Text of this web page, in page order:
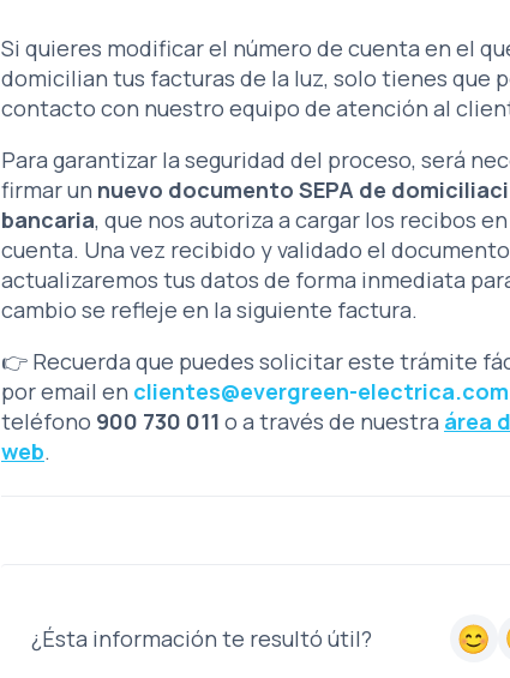
Si quieres modificar el número de cuenta en el
domicilian tus facturas de la luz, solo tienes que
contacto con nuestro equipo de atención al
Para garantizar la seguridad del proceso, será
firmar un nuevo documento SEPA de
bancaria, que nos autoriza a cargar los recibos
cuenta. Una vez recibido y validado el
actualizaremos tus datos de forma inmediata
cambio se refleje en la siguiente factura.
👉 Recuerda que puedes solicitar este trámite
por email en clientes@evergreen-electrica.com
teléfono 900 730 011 o a través de nuestra área
web.
¿Ésta información te resultó útil?